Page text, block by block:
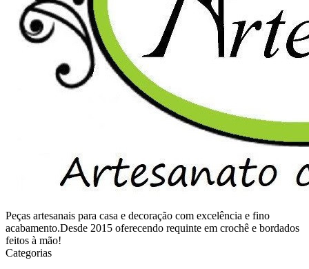
Peças artesanais para casa e decoração com excelência e fino
acabamento.Desde 2015 oferecendo requinte em crochê e bordados
feitos à mão!
Categorias